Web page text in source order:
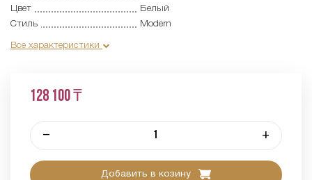
Цвет
Белый
Стиль
Modern
Все характеристики
128 100 ₸
– +
Добавить в козину